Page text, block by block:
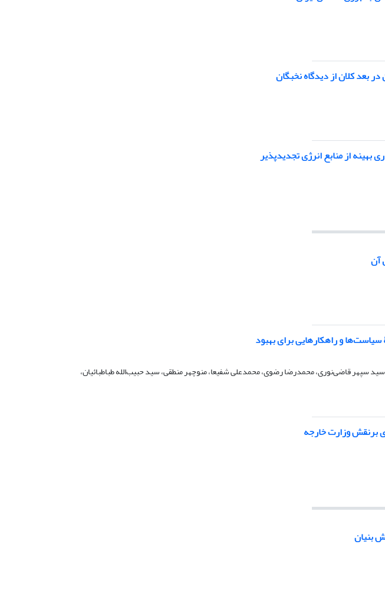
کلان از دیدگاه نخبگان
از منابع انرژی تجدیدپذیر
آن
سیاست‌ها و راهکارهایی برای بهبود
سپهر قاضی‌نوری، محمدرضا رضوی، محمدعلی شفیعا، منوچهر منطقی، سید حبیب‌الله طباطبائیان،
برنقش وزارت خارجه
بنیان